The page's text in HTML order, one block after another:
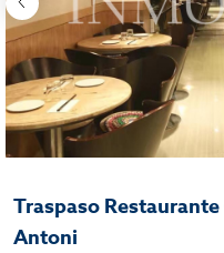
Traspaso
Antoni